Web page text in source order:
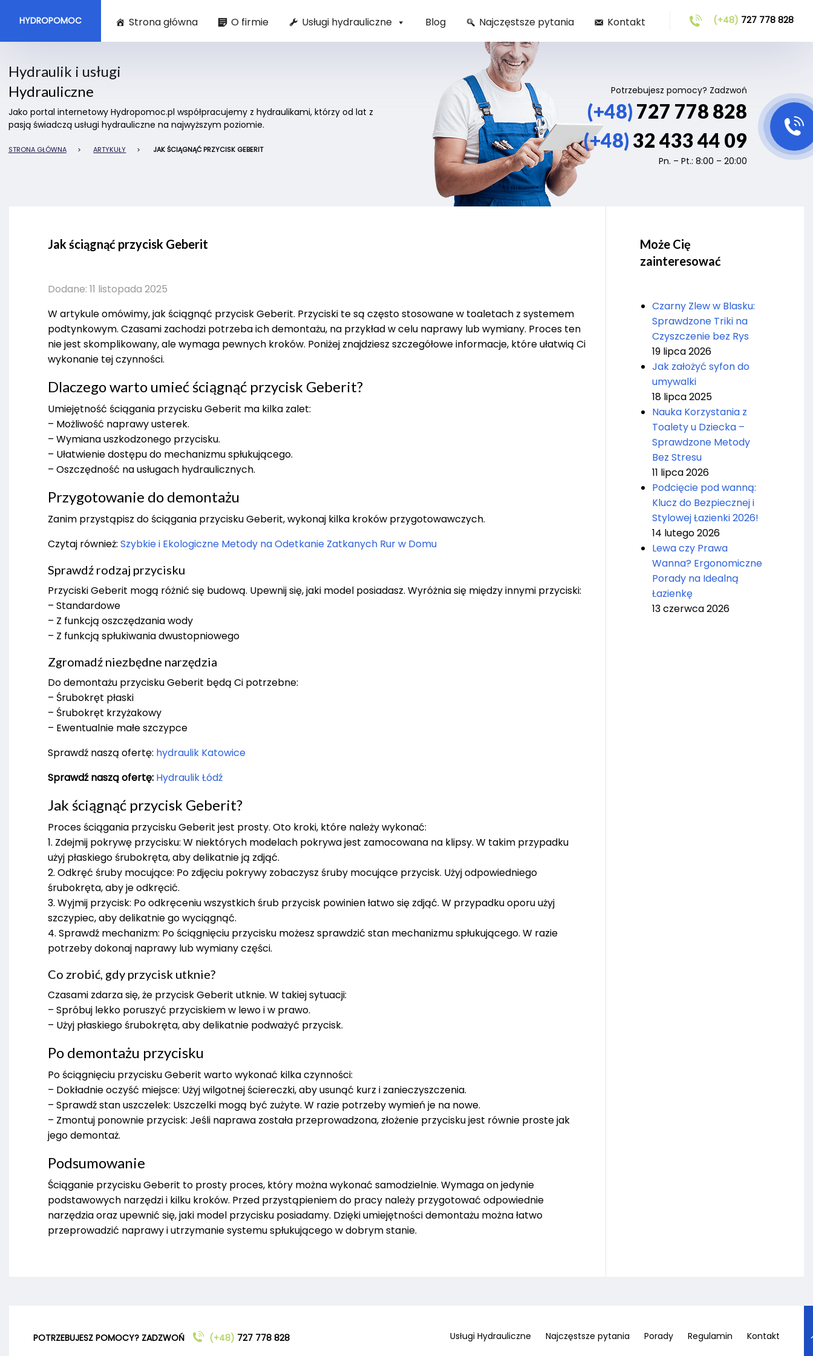
HYDROPOMOC (+48) 727 778 828
Strona główna O firmie Usługi hydrauliczne Blog Najczęstsze pytania Kontakt
Hydraulik i usługi
Hydrauliczne
Jako portal internetowy Hydropomoc.pl współpracujemy z hydraulikami, którzy od lat z
pasją świadczą usługi hydrauliczne na najwyższym poziomie.
STRONA GŁÓWNA > ARTYKUŁY > JAK ŚCIĄGNĄĆ PRZYCISK GEBERIT
Potrzebujesz pomocy? Zadzwoń
(+48) 727 778 828
(+48) 32 433 44 09
Pn. – Pt.: 8:00 – 20:00
Jak ściągnąć przycisk Geberit
Dodane: 11 listopada 2025
W artykule omówimy, jak ściągnąć przycisk Geberit. Przyciski te są często stosowane w toaletach z systemem
podtynkowym. Czasami zachodzi potrzeba ich demontażu, na przykład w celu naprawy lub wymiany. Proces ten
nie jest skomplikowany, ale wymaga pewnych kroków. Poniżej znajdziesz szczegółowe informacje, które ułatwią Ci
wykonanie tej czynności.
Dlaczego warto umieć ściągnąć przycisk Geberit?
Umiejętność ściągania przycisku Geberit ma kilka zalet:
– Możliwość naprawy usterek.
– Wymiana uszkodzonego przycisku.
– Ułatwienie dostępu do mechanizmu spłukującego.
– Oszczędność na usługach hydraulicznych.
Przygotowanie do demontażu
Zanim przystąpisz do ściągania przycisku Geberit, wykonaj kilka kroków przygotowawczych.
Czytaj również: Szybkie i Ekologiczne Metody na Odetkanie Zatkanych Rur w Domu
Sprawdź rodzaj przycisku
Przyciski Geberit mogą różnić się budową. Upewnij się, jaki model posiadasz. Wyróżnia się między innymi przyciski:
– Standardowe
– Z funkcją oszczędzania wody
– Z funkcją spłukiwania dwustopniowego
Zgromadź niezbędne narzędzia
Do demontażu przycisku Geberit będą Ci potrzebne:
– Śrubokręt płaski
– Śrubokręt krzyżakowy
– Ewentualnie małe szczypce
Sprawdź naszą ofertę: hydraulik Katowice
Sprawdź naszą ofertę: Hydraulik Łódź
Jak ściągnąć przycisk Geberit?
Proces ściągania przycisku Geberit jest prosty. Oto kroki, które należy wykonać:
1. Zdejmij pokrywę przycisku: W niektórych modelach pokrywa jest zamocowana na klipsy. W takim przypadku
użyj płaskiego śrubokręta, aby delikatnie ją zdjąć.
2. Odkręć śruby mocujące: Po zdjęciu pokrywy zobaczysz śruby mocujące przycisk. Użyj odpowiedniego
śrubokręta, aby je odkręcić.
3. Wyjmij przycisk: Po odkręceniu wszystkich śrub przycisk powinien łatwo się zdjąć. W przypadku oporu użyj
szczypiec, aby delikatnie go wyciągnąć.
4. Sprawdź mechanizm: Po ściągnięciu przycisku możesz sprawdzić stan mechanizmu spłukującego. W razie
potrzeby dokonaj naprawy lub wymiany części.
Co zrobić, gdy przycisk utknie?
Czasami zdarza się, że przycisk Geberit utknie. W takiej sytuacji:
– Spróbuj lekko poruszyć przyciskiem w lewo i w prawo.
– Użyj płaskiego śrubokręta, aby delikatnie podważyć przycisk.
Po demontażu przycisku
Po ściągnięciu przycisku Geberit warto wykonać kilka czynności:
– Dokładnie oczyść miejsce: Użyj wilgotnej ściereczki, aby usunąć kurz i zanieczyszczenia.
– Sprawdź stan uszczelek: Uszczelki mogą być zużyte. W razie potrzeby wymień je na nowe.
– Zmontuj ponownie przycisk: Jeśli naprawa została przeprowadzona, złożenie przycisku jest równie proste jak
jego demontaż.
Podsumowanie
Ściąganie przycisku Geberit to prosty proces, który można wykonać samodzielnie. Wymaga on jedynie
podstawowych narzędzi i kilku kroków. Przed przystąpieniem do pracy należy przygotować odpowiednie
narzędzia oraz upewnić się, jaki model przycisku posiadamy. Dzięki umiejętności demontażu można łatwo
przeprowadzić naprawy i utrzymanie systemu spłukującego w dobrym stanie.
Może Cię
zainteresować
Czarny Zlew w Blasku:
Sprawdzone Triki na
Czyszczenie bez Rys
19 lipca 2026
Jak założyć syfon do
umywalki
18 lipca 2025
Nauka Korzystania z
Toalety u Dziecka –
Sprawdzone Metody
Bez Stresu
11 lipca 2026
Podcięcie pod wanną:
Klucz do Bezpiecznej i
Stylowej Łazienki 2026!
14 lutego 2026
Lewa czy Prawa
Wanna? Ergonomiczne
Porady na Idealną
Łazienkę
13 czerwca 2026
POTRZEBUJESZ POMOCY? ZADZWOŃ (+48) 727 778 828 Usługi Hydrauliczne Najczęstsze pytania Porady Regulamin Kontakt